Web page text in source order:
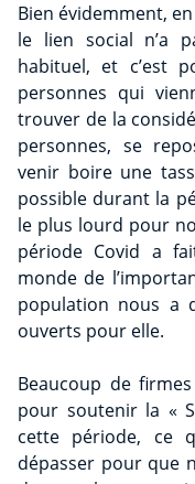
Bien évidemment,
le lien social n’a
habituel, et c’est
personnes qui
trouver de la
personnes, se
venir boire une
possible durant la
le plus lourd pour
période Covid a
monde de
population nous a
ouverts pour elle.
Beaucoup de
pour soutenir la «
cette période, ce
dépasser pour que